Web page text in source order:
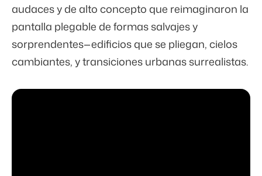
audaces y de alto concepto que reimaginaron la
pantalla plegable de formas salvajes y
sorprendentes—edificios que se pliegan, cielos
cambiantes, y transiciones urbanas surrealistas.